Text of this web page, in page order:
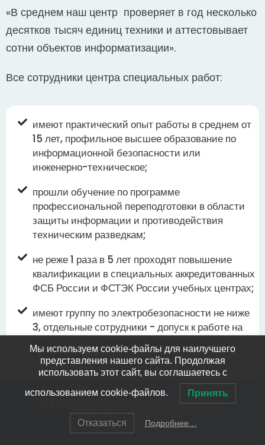
«В среднем наш центр проверяет в год несколько
десятков тысяч единиц техники и аттестовывает
сотни объектов информатизации».
Все сотрудники центра специальных работ:
имеют практический опыт работы в среднем от
15 лет, профильное высшее образование по
информационной безопасности или
инженерно-техническое;
прошли обучение по программе
профессиональной переподготовки в области
защиты информации и противодействия
техническим разведкам;
не реже 1 раза в 5 лет проходят повышение
квалификации в специальных аккредитованных
ФСБ России и ФСТЭК России учебных центрах;
имеют группу по электробезопасности не ниже
3, отдельные сотрудники - допуск к работе на
высоте и с источниками ионизирующего
излучения.
Контакты и реквизиты
для официальных запросов
Мы используем cookie-файлы для наилучшего
представления нашего сайта. Продолжая
использовать этот сайт, вы соглашаетесь с
использованием cookie-файлов. Принять
Отказаться Подробнее…